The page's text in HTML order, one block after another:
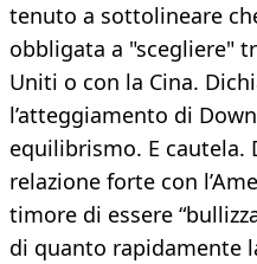
tenuto a sottolineare
obbligata a "scegliere"
Uniti o con la Cina.
l’atteggiamento di
equilibrismo. E cautela.
relazione forte con
timore di essere
di quanto rapidamente